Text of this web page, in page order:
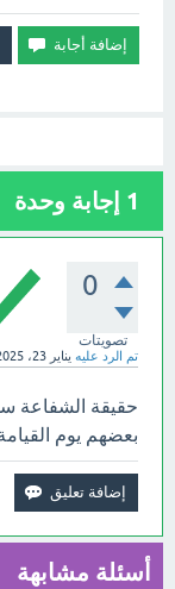
1 إجابة وحدة
0
تصويتات
تم الرد عليه يناير 23، 2025
حقيقة الشفاعة
بعضهم يوم
أسئلة مشابهة